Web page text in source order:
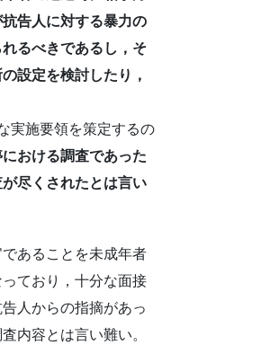
告人に対する暴力の
るべきであるし，そ
設定を検討したり，
実施要領を策定するの
おける調査であった
尽くされたとは言い
あることを未成年者
ており，十分な面接
人からの指摘があっ
内容とは言い難い。